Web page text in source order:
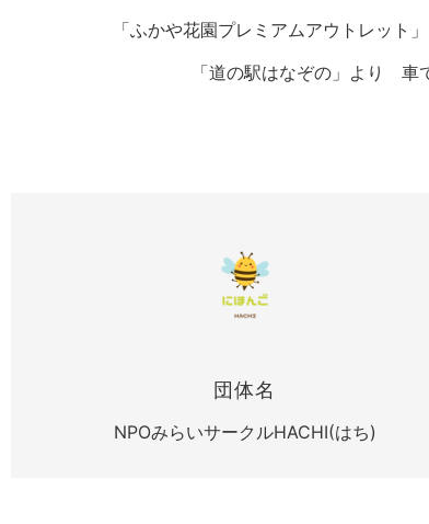
「ふかや花園プレミアムアウトレット
「道の駅はなぞの」より 車
団体名
NPOみらいサークルHACHI(はち)